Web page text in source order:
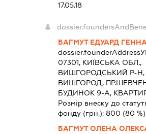
17.05.18
БАГМУТ ЕДУАРД
dossier.founderAddress
07301, КИЇВСЬКА ОБЛ.,
ВИШГОРОДСЬКИЙ Р-Н,
ВИШГОРОД,
БУДИНОК 9-А,
Розмір внеску до
фонду (грн.): 800 (80 %)
БАГМУТ ОЛЕНА